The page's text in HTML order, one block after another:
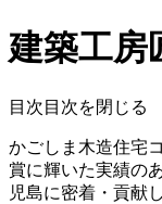
建築工房
目次 目次を閉じる
かごしま木造住宅
賞に輝いた実績の
児島に密着・貢献